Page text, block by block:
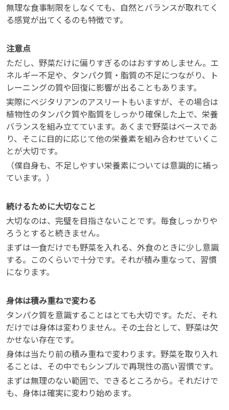
無理な食事制限をしなくても、自然とバランスが取れてく
る感覚が出てくるのも特徴です。
注意点
ただし、野菜だけに偏りすぎるのはおすすめしません。エ
ネルギー不足や、タンパク質・脂質の不足につながり、ト
レーニングの質や回復に影響が出ることもあります。
実際にベジタリアンのアスリートもいますが、その場合は
植物性のタンパク質や脂質をしっかり確保した上で、栄養
バランスを組み立てています。あくまで野菜はベースであ
り、そこに目的に応じて他の栄養素を組み合わせていくこ
とが大切です。
（僕自身も、不足しやすい栄養素については意識的に補っ
ています。）
続けるために大切なこと
大切なのは、完璧を目指さないことです。毎食しっかりや
ろうとすると続きません。
まずは一食だけでも野菜を入れる、外食のときに少し意識
する。このくらいで十分です。それが積み重なって、習慣
になります。
身体は積み重ねで変わる
タンパク質を意識することはとても大切です。ただ、それ
だけでは身体は変わりません。その土台として、野菜は欠
かせない存在です。
身体は当たり前の積み重ねで変わります。野菜を取り入れ
ることは、その中でもシンプルで再現性の高い習慣です。
まずは無理のない範囲で、できるところから。それだけで
も、身体は確実に変わり始めます。